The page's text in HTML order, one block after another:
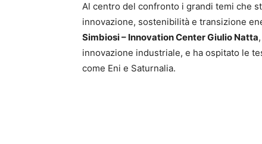
Al centro del confronto i grandi temi che
innovazione, sostenibilità e transizione
Simbiosi – Innovation Center Giulio Natta
innovazione industriale, e ha ospitato le
come Eni e Saturnalia.